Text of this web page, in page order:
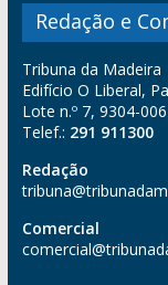
Redação e
Tribuna da Madeira
Edifício O Liberal,
Lote n.º 7, 9304-
Telef.: 291 911300
Redação
Comercial